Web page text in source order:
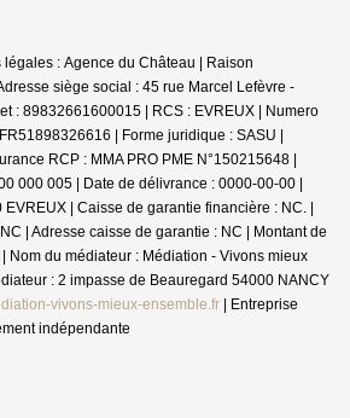
: Agence du Château | Raison
siège social : 45 rue Marcel Lefèvre -
: 89832661600015 | RCS : EVREUX | Numero
| Forme juridique : SASU |
RCP : MMA PRO PME N°150215648 |
000 005 | Date de délivrance : 0000-00-00 |
| Caisse de garantie financière : NC. |
| Adresse caisse de garantie : NC | Montant de
Nom du médiateur : Médiation - Vivons mieux
: 2 impasse de Beauregard 54000 NANCY
vivons-mieux-ensemble.fr | Entreprise
indépendante